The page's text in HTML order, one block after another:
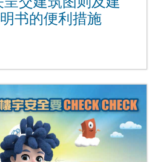
书的便利措施